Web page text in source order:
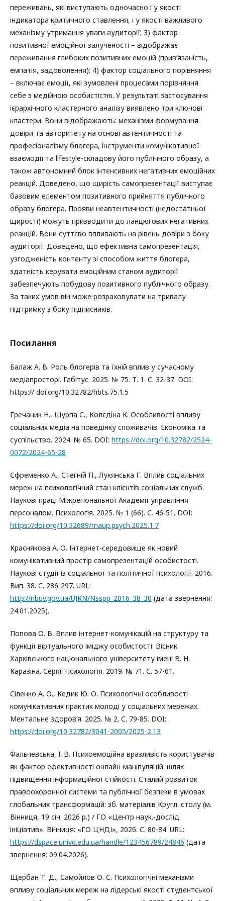
переживань, які виступають одночасно і у якості
індикатора критичного ставлення, і у якості важливого
механізму утримання уваги аудиторії; 3) фактор
позитивної емоційної залученості – відображає
переживання глибоких позитивних емоцій (прив’язаність,
емпатія, задоволення); 4) фактор соціального порівняння
– включає емоції, які зумовлені процесами порівняння
себе з медійною особистістю. У результаті застосування
ієрархічного кластерного аналізу виявлено три ключові
кластери. Вони відображають: механізми формування
довіри та авторитету на основі автентичності та
професіоналізму блогера, інструменти комунікативної
взаємодії та lifestyle-складову його публічного образу, а
також автономний блок інтенсивних негативних емоційних
реакцій. Доведено, що щирість самопрезентації виступає
базовим елементом позитивного прийняття публічного
образу блогера. Прояви неавтентичності (недостатньої
щирості) можуть призводити до ланцюгових негативних
реакцій. Вони суттєво впливають на рівень довіри з боку
аудиторії. Доведено, що ефективна самопрезентація,
узгодженість контенту зі способом життя блогера,
здатність керувати емоційним станом аудиторії
забезпечують побудову позитивного публічного образу.
За таких умов він може розраховувати на тривалу
підтримку з боку підписників.
Посилання
Балаж А. В. Роль блогерів та їхній вплив у сучасному
медіапросторі. Габітус. 2025. № 75. Т. 1. С. 32-37. DOI:
https:// doi.org/10.32782/hbts.75.1.5
Гречаник Н., Шурпа С., Колєдіна К. Особливості впливу
соціальних медіа на поведінку споживачів. Економіка та
суспільство. 2024. № 65. DOI: https://doi.org/10.32782/2524-
0072/2024-65-28
Єфременко А., Стегній П., Лукянська Г. Вплив соціальних
мереж на психологічний стан клієнтів соціальних служб.
Наукові праці Міжрегіональної Академії управління
персоналом. Психологія. 2025. № 1 (66). С. 46-51. DOI:
https://doi.org/10.32689/maup.psych.2025.1.7
Краснякова А. О. Інтернет-середовище як новий
комунікативний простір самопрезентацій особистості.
Наукові студії із соціальної та політичної психології. 2016.
Вип. 38. С. 286-297. URL:
http://nbuv.gov.ua/UJRN/Nsspp_2016_38_30 (дата звернення:
24.01.2025).
Попова О. В. Вплив інтернет-комунікацій на структуру та
функції віртуального іміджу особистості. Вісник
Харківського національного університету імені В. Н.
Каразіна. Серія: Психологія. 2019. № 71. С. 57-61.
Сіленко А. О., Кедик Ю. О. Психологічні особливості
комунікативних практик молоді у соціальних мережах.
Ментальне здоров’я. 2025. № 2. С. 79-85. DOI:
https://doi.org/10.32782/3041-2005/2025-2.13
Фальчевська, І. В. Психоемоційна вразливість користувачів
як фактор ефективності онлайн-маніпуляцій: шлях
підвищення інформаційної стійкості. Сталий розвиток
правоохоронної системи та публічної безпеки в умовах
глобальних трансформацій: зб. матеріалів Кругл. столу (м.
Вінниця, 19 січ. 2026 р.) / ГО «Центр наук.-дослід.
ініціатив». Вінниця: «ГО ЦНДІ», 2026. С. 80-84. URL:
https://dspace.univd.edu.ua/handle/123456789/24846 (дата
звернення: 09.04.2026).
Щербан Т. Д., Самойлов О. С. Психологічні механізми
впливу соціальних мереж на лідерські якості студентської